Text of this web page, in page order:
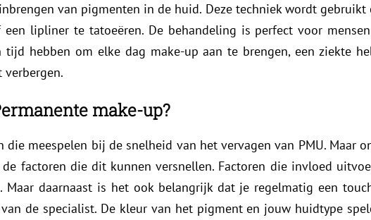
van pigmenten in de huid. Deze techniek wordt
lipliner te tatoeëren. De behandeling is perfect voor
hebben om elke dag make-up aan te brengen, een ziekte
make-up?
meespelen bij de snelheid van het vervagen van PMU. Maar
de factoren die dit kunnen versnellen. Factoren die invloed
Maar daarnaast is het ook belangrijk dat je regelmatig een
de specialist. De kleur van het pigment en jouw huidtype